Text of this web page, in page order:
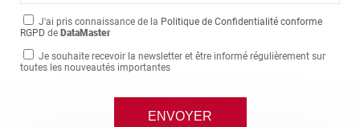
J'ai pris connaissance de la Politique de Confidentialité conforme
RGPD de DataMaster
Je souhaite recevoir la newsletter et être informé régulièrement sur
toutes les nouveautés importantes